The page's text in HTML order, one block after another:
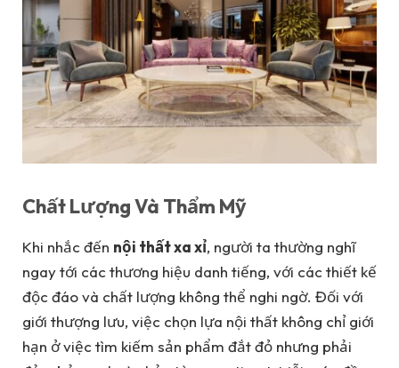
Chất Lượng Và Thẩm Mỹ
Khi nhắc đến nội thất xa xỉ, người ta thường nghĩ
ngay tới các thương hiệu danh tiếng, với các thiết kế
độc đáo và chất lượng không thể nghi ngờ. Đối với
giới thượng lưu, việc chọn lựa nội thất không chỉ giới
hạn ở việc tìm kiếm sản phẩm đắt đỏ nhưng phải